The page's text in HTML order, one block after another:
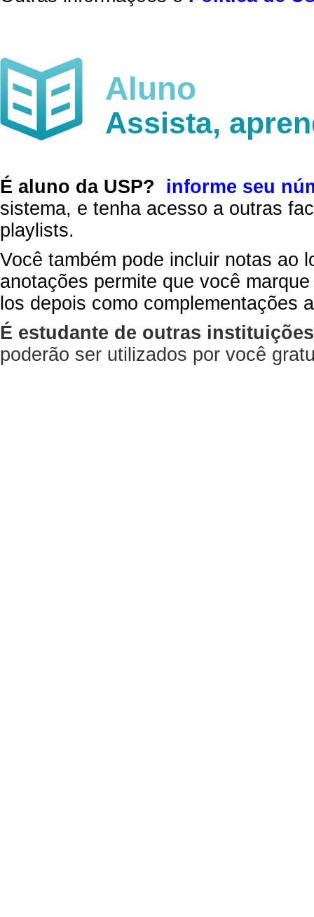
Aluno
Assista,
É aluno da USP?
informe seu
sistema, e tenha acesso a outras
playlists.
Você também pode incluir notas ao
anotações permite que você
los depois como complementações
É estudante de outras
poderão ser utilizados por você